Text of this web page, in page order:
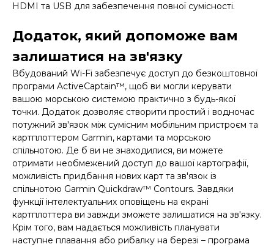
HDMI та USB для забезпечення повної сумісності.
Додаток, який допоможе вам
залишатися на зв'язку
Вбудований Wi-Fi забезпечує доступ до безкоштовної
програми ActiveCaptain™, щоб ви могли керувати
вашою морською системою практично з будь-якої
точки. Додаток дозволяє створити простий і водночас
потужний зв'язок між сумісним мобільним пристроєм та
картплоттером Garmin, картами та морською
спільнотою. Де б ви не знаходилися, ви можете
отримати необмежений доступ до вашої картографії,
можливість придбання нових карт та зв'язок із
спільнотою Garmin Quickdraw™ Contours. Завдяки
функції інтелектуальних оповіщень на екрані
картплоттера ви завжди зможете залишатися на зв'язку.
Крім того, вам надається можливість планувати
наступне плавання або рибалку на березі – програма